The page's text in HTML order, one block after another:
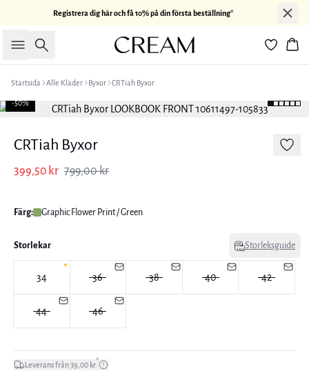
Registrera dig här och få 10% på din första beställning*
Sök
Startsida Alle Kläder Byxor CRTiah Byxor
-50%
CRTiah Byxor
399,50 kr 799,00 kr
Färg: Graphic Flower Print / Green
Storlekar Storleksguide
34 36 38 40 42
44 46
Leverans från 39,00 kr*